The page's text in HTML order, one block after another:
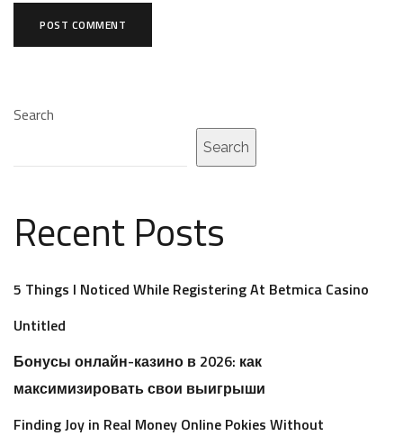
Search
Search
Recent Posts
5 Things I Noticed While Registering At Betmica Casino
Untitled
Бонусы онлайн-казино в 2026: как
максимизировать свои выигрыши
Finding Joy in Real Money Online Pokies Without